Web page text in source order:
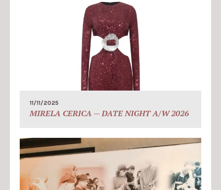
11/11/2025
MIRELA CERICA — DATE NIGHT A/W 2026